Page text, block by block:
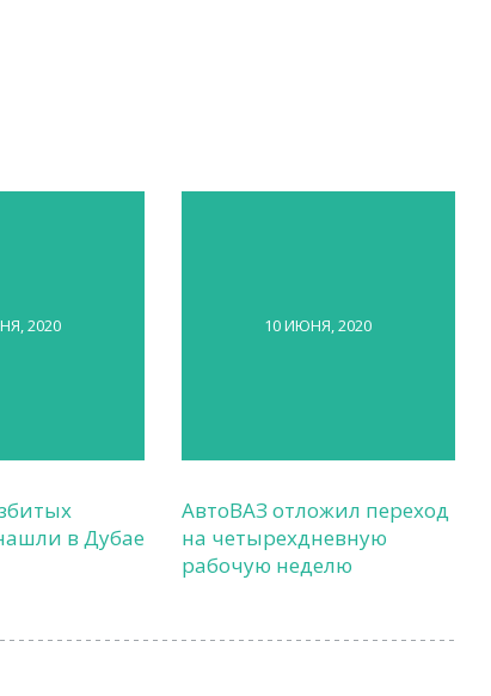
2020
в Дубае
10 ИЮНЯ, 2020
АвтоВАЗ отложил переход
на четырехдневную
рабочую неделю